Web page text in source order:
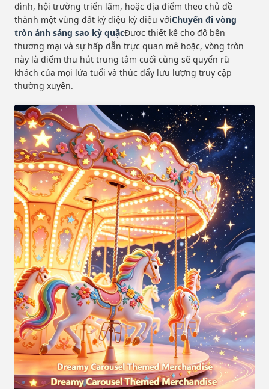
đình, hội trường triển lãm, hoặc địa điểm theo chủ đề
thành một vùng đất kỳ diệu kỳ diệu vớiChuyến đi vòng
tròn ánh sáng sao kỳ quặcĐược thiết kế cho độ bền
thương mại và sự hấp dẫn trực quan mê hoặc, vòng tròn
này là điểm thu hút trung tâm cuối cùng sẽ quyến rũ
khách của mọi lứa tuổi và thúc đẩy lưu lượng truy cập
thường xuyên.